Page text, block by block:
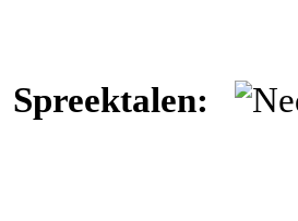
Spreektalen: